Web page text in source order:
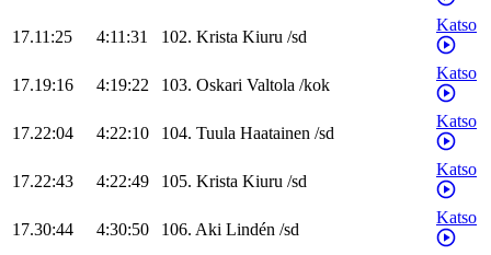
17.11:25 4:11:31 102. Krista Kiuru /sd
Katso
17.19:16 4:19:22 103. Oskari Valtola /kok
Katso
17.22:04 4:22:10 104. Tuula Haatainen /sd
Katso
17.22:43 4:22:49 105. Krista Kiuru /sd
Katso
17.30:44 4:30:50 106. Aki Lindén /sd
Katso